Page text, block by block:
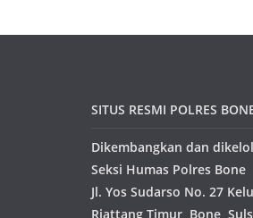
SITUS RESMI POLRES
Dikembangkan dan
Seksi Humas Polres Bone
Jl. Yos Sudarso No. 27
Riattang Timur, Bone,